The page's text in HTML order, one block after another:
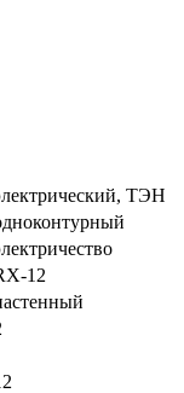
ТЭН
12